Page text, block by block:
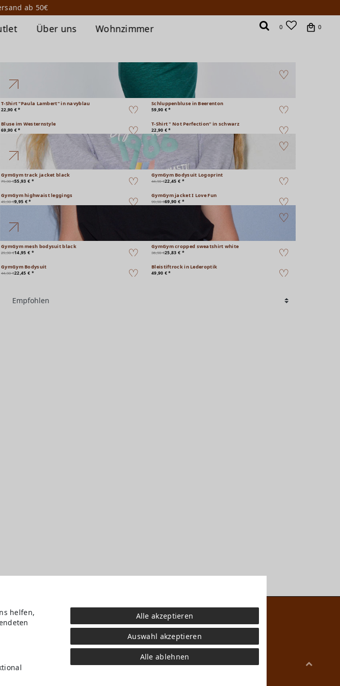
ab 50€
Über uns Wohnzimmer 0 0
T-Shirt "Paula Lambert" in navyblau
22,90 € *
Schluppenbluse in Beerenton
59,90 € *
Bluse im Westernstyle
69,90 € *
T-Shirt " Not Perfection" in schwarz
22,90 € *
GymGym track jacket black
79,90 €55,93 € *
GymGym Bodysuit Logoprint
44,90 €22,45 € *
GymGym highwaist leggings
49,90 €9,95 € *
GymGym jacket I Love Fun
99,90 €69,90 € *
GymGym mesh bodysuit black
29,90 €14,95 € *
GymGym cropped sweatshirt white
36,90 €25,83 € *
GymGym Bodysuit
44,90 €22,45 € *
Bleistiftrock in Lederoptik
49,90 € *
helfen,
Alle akzeptieren
Auswahl akzeptieren
Alle ablehnen